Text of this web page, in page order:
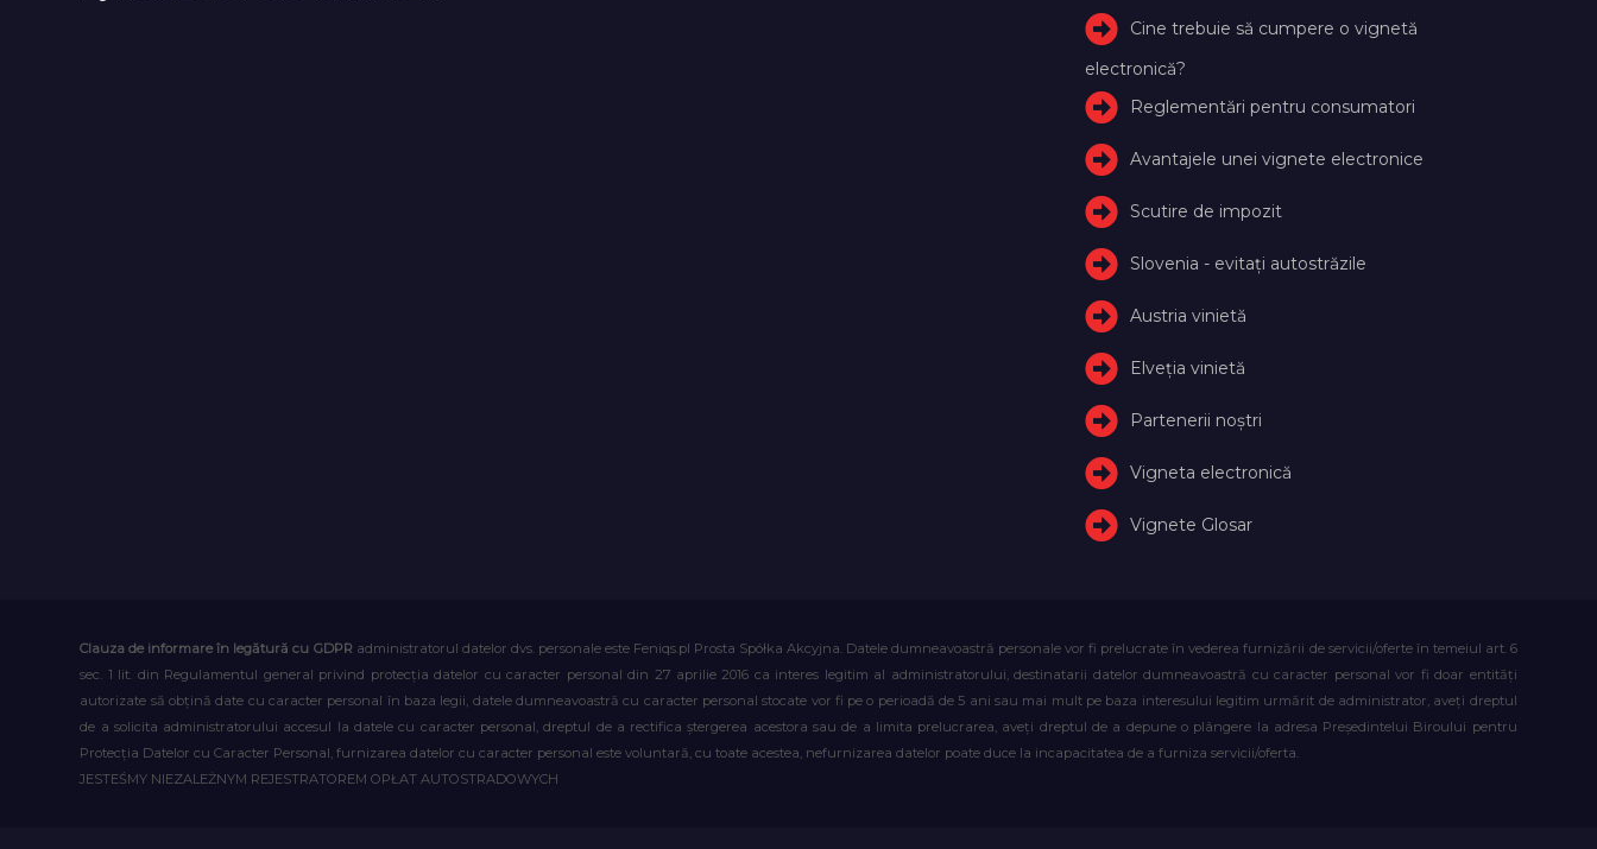
Cine trebuie să cumpere o vignetă
electronică?
Reglementări pentru consumatori
Avantajele unei vignete electronice
Scutire de impozit
Slovenia - evitați autostrăzile
Austria vinietă
Elveţia vinietă
Partenerii noștri
Vigneta electronică
Vignete Glosar
Clauza de informare în legătură cu GDPR administratorul datelor dvs. personale este Feniqs.pl Prosta Spółka Akcyjna. Datele dumneavoastră personale vor fi prelucrate în vederea furnizării de servicii/oferte în temeiul art. 6
sec. 1 lit. din Regulamentul general privind protecția datelor cu caracter personal din 27 aprilie 2016 ca interes legitim al administratorului, destinatarii datelor dumneavoastră cu caracter personal vor fi doar entități
autorizate să obțină date cu caracter personal în baza legii, datele dumneavoastră cu caracter personal stocate vor fi pe o perioadă de 5 ani sau mai mult pe baza interesului legitim urmărit de administrator, aveți dreptul
de a solicita administratorului accesul la datele cu caracter personal, dreptul de a rectifica ștergerea acestora sau de a limita prelucrarea, aveți dreptul de a depune o plângere la adresa Președintelui Biroului pentru
Protecția Datelor cu Caracter Personal, furnizarea datelor cu caracter personal este voluntară, cu toate acestea, nefurnizarea datelor poate duce la incapacitatea de a furniza servicii/oferta.
JESTEŚMY NIEZALEŻNYM REJESTRATOREM OPŁAT AUTOSTRADOWYCH